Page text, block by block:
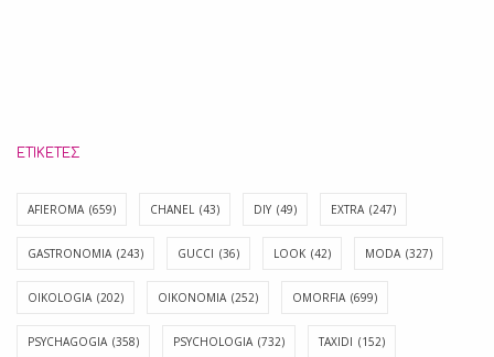
ΕΤΙΚΈΤΕΣ
AFIEROMA (659) CHANEL (43) DIY (49) EXTRA (247)
GASTRONOMIA (243) GUCCI (36) LOOK (42) MODA (327)
OIKOLOGIA (202) OIKONOMIA (252) OMORFIA (699)
PSYCHAGOGIA (358) PSYCHOLOGIA (732) TAXIDI (152)